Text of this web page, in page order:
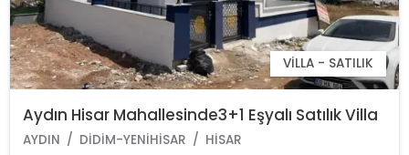
VILLA - SATILIK
Aydın Hisar Mahallesinde3+1 Eşyalı Satılık Villa
AYDIN DIDIM-YENIHISAR HISAR